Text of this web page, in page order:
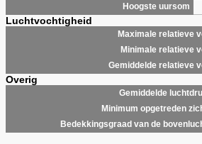
Hoogste uursom
Luchtvochtigheid
Maximale relatieve
Minimale relatieve
Gemiddelde relatieve
Overig
Gemiddelde
Minimum opgetreden
Bedekkingsgraad van de